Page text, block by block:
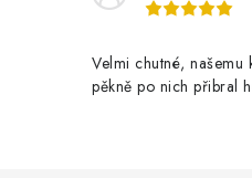
Velmi chutné, našemu
pěkně po nich přibral